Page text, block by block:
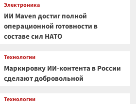
Электроника
ИИ Maven достиг полной
операционной готовности в
составе сил НАТО
Технологии
Маркировку ИИ-контента в России
сделают добровольной
Технологии